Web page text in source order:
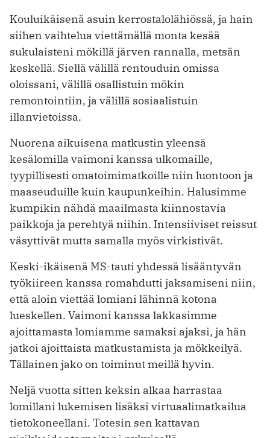
Kouluikäisenä asuin kerrostalolähiössä, ja hain
siihen vaihtelua viettämällä monta kesää
sukulaisteni mökillä järven rannalla, metsän
keskellä. Siellä välillä rentouduin omissa
oloissani, välillä osallistuin mökin
remontointiin, ja välillä sosiaalistuin
illanvietoissa.
Nuorena aikuisena matkustin yleensä
kesälomilla vaimoni kanssa ulkomaille,
tyypillisesti omatoimimatkoille niin luontoon ja
maaseuduille kuin kaupunkeihin. Halusimme
kumpikin nähdä maailmasta kiinnostavia
paikkoja ja perehtyä niihin. Intensiiviset reissut
väsyttivät mutta samalla myös virkistivät.
Keski-ikäisenä MS-tauti yhdessä lisääntyvän
työkiireen kanssa romahdutti jaksamiseni niin,
että aloin viettää lomiani lähinnä kotona
lueskellen. Vaimoni kanssa lakkasimme
ajoittamasta lomiamme samaksi ajaksi, ja hän
jatkoi ajoittaista matkustamista ja mökkeilyä.
Tällainen jako on toiminut meillä hyvin.
Neljä vuotta sitten keksin alkaa harrastaa
lomillani lukemisen lisäksi virtuaalimatkailua
tietokoneellani. Totesin sen kattavan